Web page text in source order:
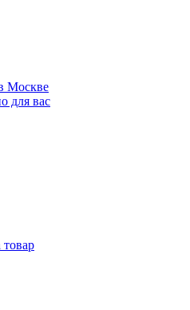
Москве
для вас
товар